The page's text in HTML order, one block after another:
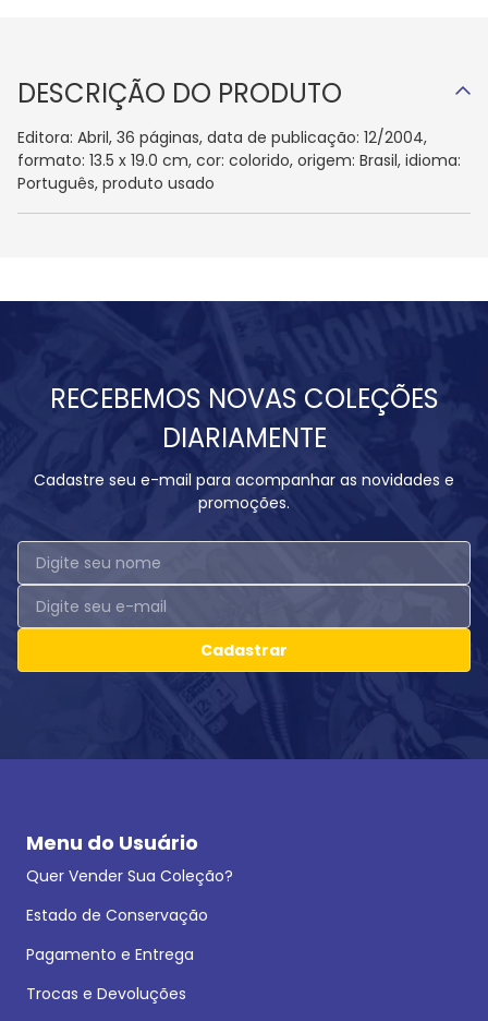
DESCRIÇÃO DO PRODUTO
Editora: Abril, 36 páginas, data de publicação: 12/2004,
formato: 13.5 x 19.0 cm, cor: colorido, origem: Brasil, idioma:
Português, produto usado
RECEBEMOS NOVAS COLEÇÕES
DIARIAMENTE
Cadastre seu e-mail para acompanhar as novidades e
promoções.
Cadastrar
Menu do Usuário
Quer Vender Sua Coleção?
Estado de Conservação
Pagamento e Entrega
Trocas e Devoluções